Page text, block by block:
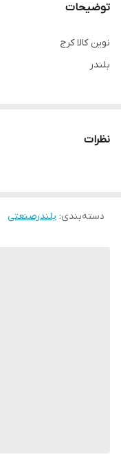
توضیحات
نوین کالا کرج
بلندر
نظرات
دسته‌بندی: بلندرصنعتی